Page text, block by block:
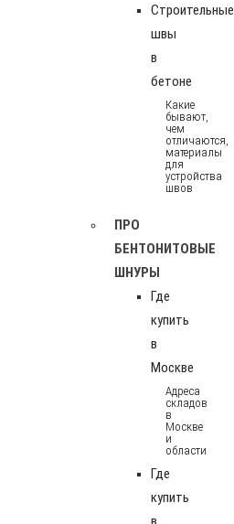
Строительные
швы
в
бетоне
Какие
бывают,
чем
отличаются,
материалы
для
устройства
швов
ПРО
БЕНТОНИТОВЫЕ
ШНУРЫ
Где
купить
в
Москве
Адреса
складов
в
Москве
и
области
Где
купить